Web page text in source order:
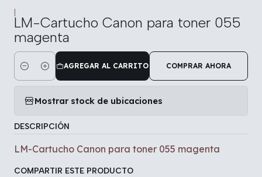
|
LM-Cartucho Canon para toner 055
magenta
Cantidad
AGREGAR AL CARRITO COMPRAR AHORA
Mostrar stock de ubicaciones
DESCRIPCIÓN
LM-Cartucho Canon para toner 055 magenta
COMPARTIR ESTE PRODUCTO